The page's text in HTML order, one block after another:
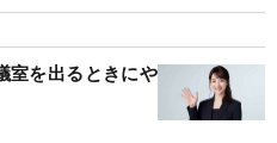
室を出るときにや